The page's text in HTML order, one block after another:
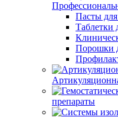
Пасты
Таблетки
Порошки
препараты